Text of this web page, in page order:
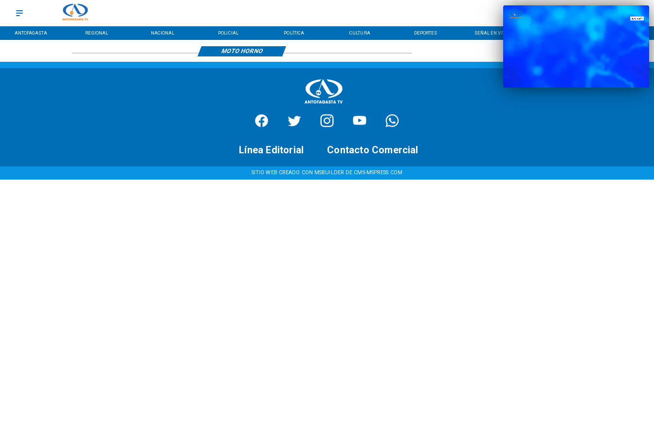
ANTOFAGASTA REGIONAL NACIONAL POLICIAL POLÍTICA CULTURA DEPORTES SEÑAL EN VIVO CONTACTO LÍNEA EDITORIAL
MOTO HORNO
SITIO WEB CREADO CON MSBUILDER DE CMS-MSPRESS.COM
Contacto Comercial
Línea Editorial